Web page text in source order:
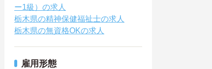
ー1級）の求人
栃木県の精神保健福祉士の求人
栃木県の無資格OKの求人
雇用形態